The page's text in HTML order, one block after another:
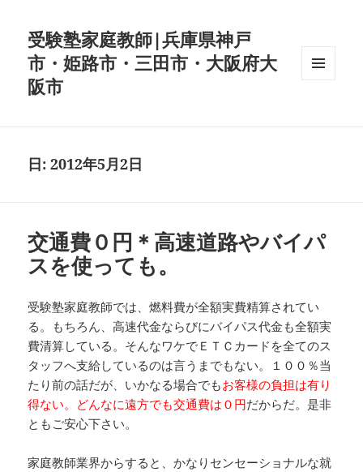
受験塾家庭教師|兵庫県神戸
市・姫路市・三田市・大阪府大
阪市
日:2012年5月2日
交通費０円＊高速道路やバイパ
スを使っても。
受験塾家庭教師では、燃料費が全額実費精算されてい
る。もちろん、高速代金ならびにバイパス代金も全額実
費清算している。そんなワケでＥＴＣカードを全てのス
タッフへ支給しているのは言うまでもない。１００％当
たり前の話だが、いかなる場合でもお客様の負担は有り
得ない。どんなに遠方でも交通費は０円だからだ。是非
ともご安心下さい。
家庭教師業界からすると、かなりセンセーショナルな就